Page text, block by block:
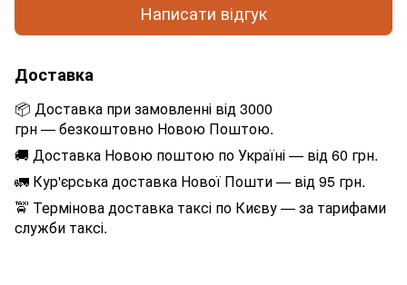
Написати відгук
Доставка
📦 Доставка при замовленні від 3000
грн — безкоштовно Новою Поштою.
🚚 Доставка Новою поштою по Україні — від 60 грн.
🚛 Кур'єрська доставка Нової Пошти — від 95 грн.
🚖 Термінова доставка таксі по Києву — за тарифами
служби таксі.